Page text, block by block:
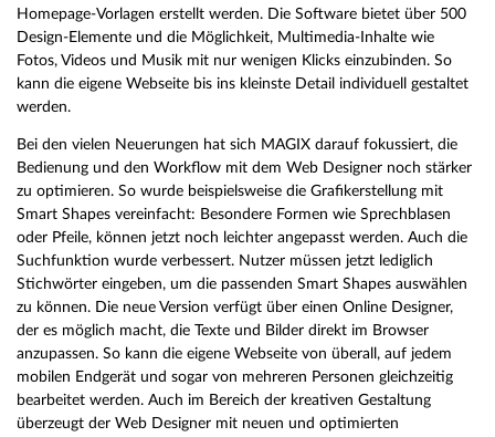
Homepage-Vorlagen erstellt werden. Die Software bietet über 500
Design-Elemente und die Möglichkeit, Multimedia-Inhalte wie
Fotos, Videos und Musik mit nur wenigen Klicks einzubinden. So
kann die eigene Webseite bis ins kleinste Detail individuell gestaltet
werden.
Bei den vielen Neuerungen hat sich MAGIX darauf fokussiert, die
Bedienung und den Workflow mit dem Web Designer noch stärker
zu optimieren. So wurde beispielsweise die Grafikerstellung mit
Smart Shapes vereinfacht: Besondere Formen wie Sprechblasen
oder Pfeile, können jetzt noch leichter angepasst werden. Auch die
Suchfunktion wurde verbessert. Nutzer müssen jetzt lediglich
Stichwörter eingeben, um die passenden Smart Shapes auswählen
zu können. Die neue Version verfügt über einen Online Designer,
der es möglich macht, die Texte und Bilder direkt im Browser
anzupassen. So kann die eigene Webseite von überall, auf jedem
mobilen Endgerät und sogar von mehreren Personen gleichzeitig
bearbeitet werden. Auch im Bereich der kreativen Gestaltung
überzeugt der Web Designer mit neuen und optimierten